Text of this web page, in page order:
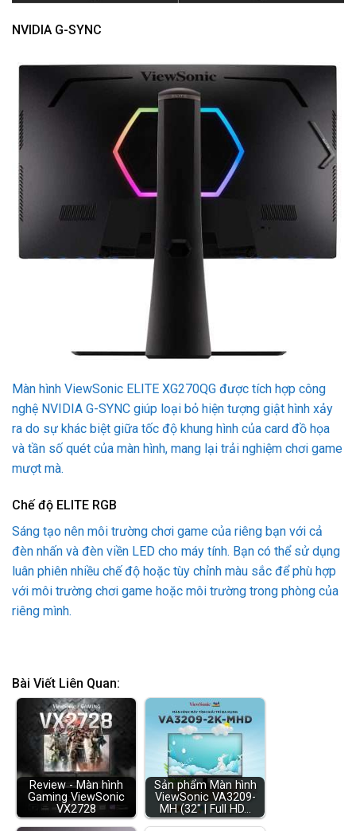
NVIDIA G-SYNC
Màn hình ViewSonic ELITE XG270QG được tích hợp công
nghệ NVIDIA G-SYNC giúp loại bỏ hiện tượng giật hình xảy
ra do sự khác biệt giữa tốc độ khung hình của card đồ họa
và tần số quét của màn hình, mang lại trải nghiệm chơi game
mượt mà.
Chế độ ELITE RGB
Sáng tạo nên môi trường chơi game của riêng bạn với cả
đèn nhấn và đèn viền LED cho máy tính. Bạn có thể sử dụng
luân phiên nhiều chế độ hoặc tùy chỉnh màu sắc để phù hợp
với môi trường chơi game hoặc môi trường trong phòng của
riêng mình.
Bài Viết Liên Quan:
Review - Màn hình
Gaming ViewSonic
VX2728
Sản phẩm Màn hình
ViewSonic VA3209-
MH (32" | Full HD…